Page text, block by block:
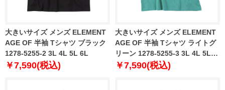
大きいサイズ メンズ ELEMENT
AGE OF 半袖 Tシャツ ブラック
1278-5255-2 3L 4L 5L 6L
￥7,590(税込)
大きいサイズ メンズ ELEMENT
AGE OF 半袖 Tシャツ ライトグ
リーン 1278-5255-3 3L 4L 5L
6L
￥7,590(税込)